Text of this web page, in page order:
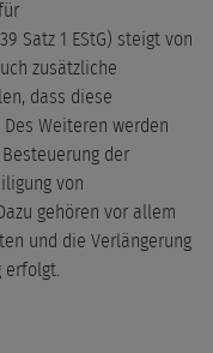
Satz 1 EStG) steigt von
zusätzliche
dass diese
Weiteren werden
der
von
gehören vor allem
und die Verlängerung
erfolgt.